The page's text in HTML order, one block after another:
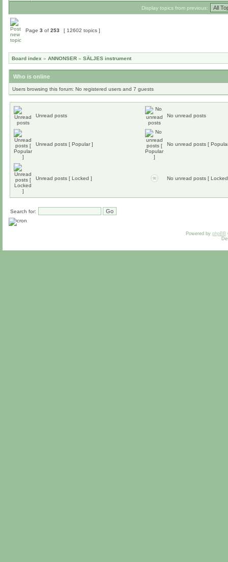
Display topics from previous:
Page 3 of 253 [ 12602 topics ]
Board index » ANNONSER » SÄLJES instrument
Who is online
Users browsing this forum: No registered users and 7 guests
Unread posts No unread posts
Unread posts [ Popular ] No unread posts [
Unread posts [ Locked ] No unread posts [
Search for:
Powered by phpBB